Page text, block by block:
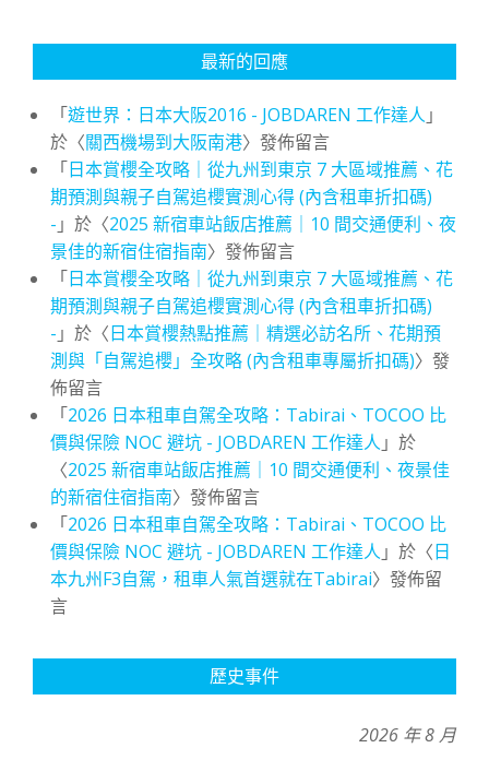
最新的回應
「遊世界：日本大阪2016 - JOBDAREN 工作達人 」
於〈關西機場到大阪南港〉發佈留言
「日本賞櫻全攻略｜從九州到東京 7 大區域推薦、花
期預測與親子自駕追櫻實測心得 (內含租車折扣碼)
- 」於〈2025 新宿車站飯店推薦｜10 間交通便利、夜
景佳的新宿住宿指南〉發佈留言
「日本賞櫻全攻略｜從九州到東京 7 大區域推薦、花
期預測與親子自駕追櫻實測心得 (內含租車折扣碼)
- 」於〈日本賞櫻熱點推薦｜精選必訪名所、花期預
測與「自駕追櫻」全攻略 (內含租車專屬折扣碼)〉發
佈留言
「2026 日本租車自駕全攻略：Tabirai、TOCOO 比
價與保險 NOC 避坑 - JOBDAREN 工作達人 」於
〈2025 新宿車站飯店推薦｜10 間交通便利、夜景佳
的新宿住宿指南〉發佈留言
「2026 日本租車自駕全攻略：Tabirai、TOCOO 比
價與保險 NOC 避坑 - JOBDAREN 工作達人 」於〈日
本九州F3自駕，租車人氣首選就在Tabirai〉發佈留
言
歷史事件
2026 年 8 月